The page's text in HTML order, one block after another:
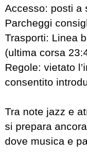
Accesso: posti a
Parcheggi
Trasporti: Linea
(ultima corsa
Regole: vietato
consentito
Tra note jazz e
si prepara
dove musica e